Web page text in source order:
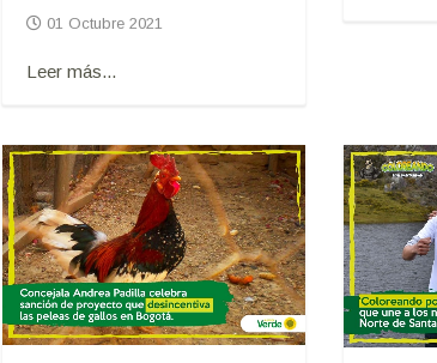
01 Octubre 2021
Leer más...